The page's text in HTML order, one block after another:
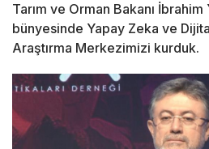
Tarım ve Orman Bakanı İbrahim
bünyesinde Yapay Zeka ve
Araştırma Merkezimizi kurduk.